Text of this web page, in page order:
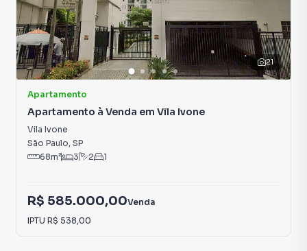
smartphone. Nós criamos soluções inovadoras para
simplificar a relação de proprietários, inquilinos e
compradores com o mercado imobiliário.
Anuncie seu imóvel! É fácil, rápido e gratuito! A Imobiliária
Sapopemba é uma imobiliária digital com imóveis em
diversas cidades do Brasil, incluindo São Paulo.
Na Imobiliária Sapopemba você consegue vender ou
alugar seu imóvel muito mais rápido do que em imobiliárias
temos uma equipe de marketing digital focada em produzir
campanhas específicas para São Paulo, o que aumenta
21
Apartamento
Apartamento à Venda em Vila Ivone
Vila Ivone
São Paulo, SP
68m² 3 2 1
R$ 585.000,00Venda
IPTU R$ 538,00